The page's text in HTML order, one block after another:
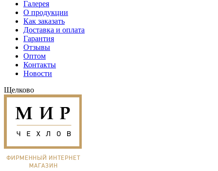
Галерея
О продукции
Как заказать
Доставка и оплата
Гарантия
Отзывы
Оптом
Контакты
Новости
Щелково